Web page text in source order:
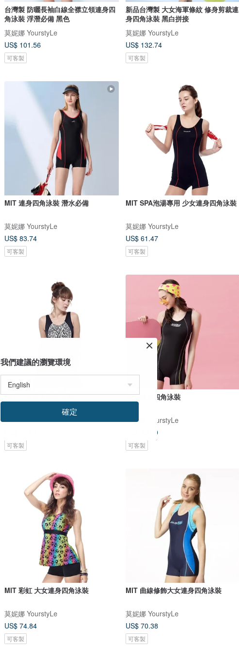
台灣製 防曬長袖白線全襟立領連身四
角泳裝 浮潛必備 黑色
莫妮娜 YourstyLe
US$ 101.56
可客製
新品台灣製 大女海軍條紋 修身剪裁連
身四角泳裝 黑白拼接
莫妮娜 YourstyLe
US$ 132.74
可客製
MIT 連身四角泳裝 潛水必備
莫妮娜 YourstyLe
US$ 83.74
可客製
MIT SPA泡湯專用 少女連身四角泳裝
莫妮娜 YourstyLe
US$ 61.47
可客製
MIT 大女連身四角泳裝
莫妮娜 YourstyLe
可客製
MIT 連身四角泳裝
莫妮娜 YourstyLe
US$ 88.20
可客製
MIT 彩虹 大女連身四角泳裝
莫妮娜 YourstyLe
US$ 74.84
可客製
MIT 曲線修飾大女連身四角泳裝
莫妮娜 YourstyLe
US$ 70.38
可客製
我們建議的瀏覽環境
確定